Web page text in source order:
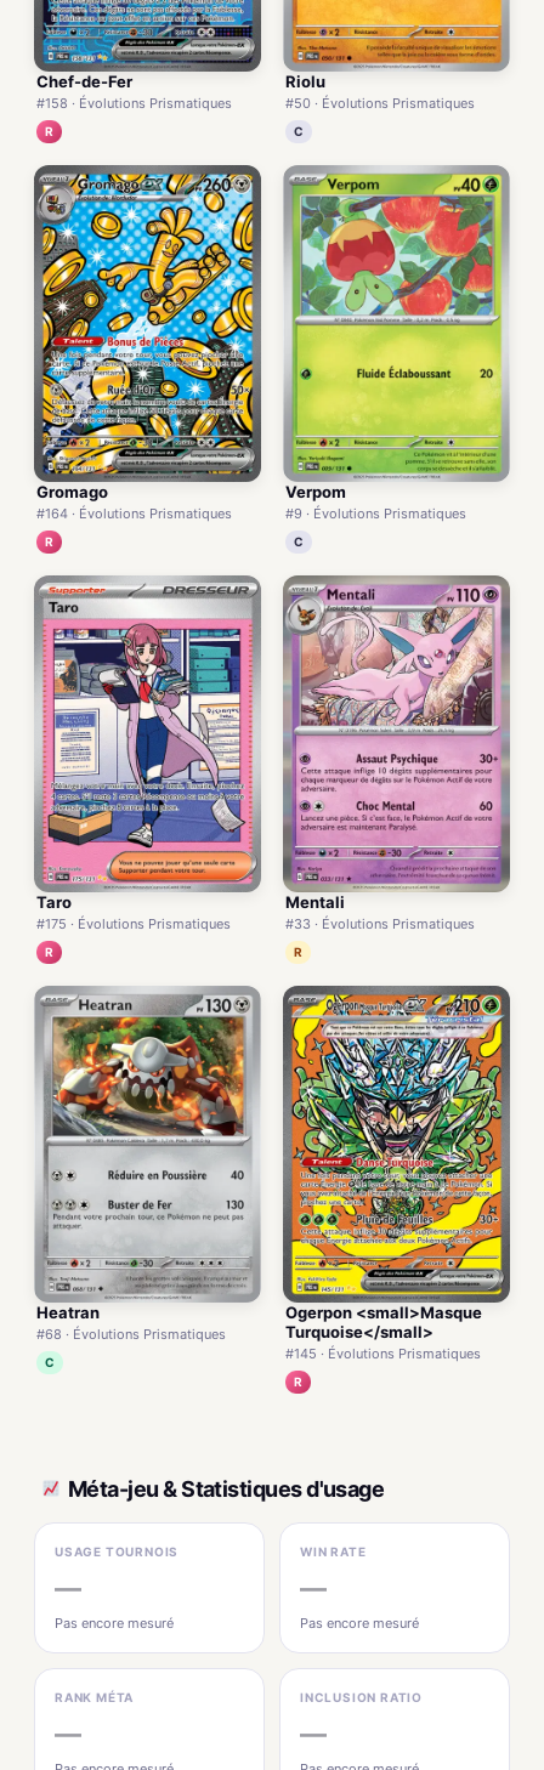
Chef-de-Fer
#158 · Évolutions Prismatiques
R
Riolu
#50 · Évolutions Prismatiques
C
Gromago
#164 · Évolutions Prismatiques
R
Verpom
#9 · Évolutions Prismatiques
C
Taro
#175 · Évolutions Prismatiques
R
Mentali
#33 · Évolutions Prismatiques
R
Heatran
#68 · Évolutions Prismatiques
C
Ogerpon <small>Masque
Turquoise</small>
#145 · Évolutions Prismatiques
R
Méta-jeu & Statistiques d'usage
USAGE TOURNOIS
—
Pas encore mesuré
WIN RATE
—
Pas encore mesuré
RANK MÉTA
—
INCLUSION RATIO
—